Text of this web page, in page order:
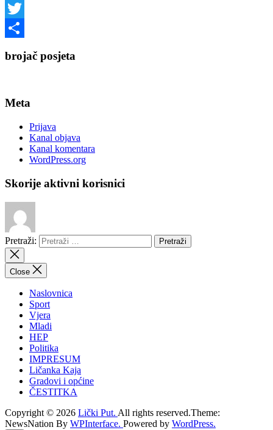
Facebook
Twitter
brojač posjeta
Meta
Prijava
Kanal objava
Kanal komentara
WordPress.org
Skorije aktivni korisnici
Pretraži:
Close
Naslovnica
Sport
Vjera
Mladi
HEP
Politika
IMPRESUM
Ličanka Kaja
Gradovi i općine
ČESTITKA
Copyright © 2026 Lički Put. All rights reserved.Theme:
NewsNation By WPInterface. Powered by WordPress.